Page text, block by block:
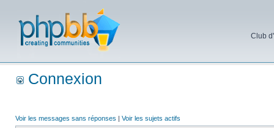
Club
Connexion
Voir les messages sans réponses | Voir les sujets actifs